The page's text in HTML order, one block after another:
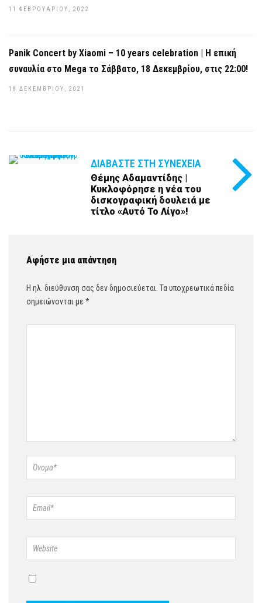
11 ΦΕΒΡΟΥΑΡΊΟΥ, 2022
Panik Concert by Xiaomi – 10 years celebration | Η επική
συναυλία στο Mega το Σάββατο, 18 Δεκεμβρίου, στις 22:00!
18 ΔΕΚΕΜΒΡΊΟΥ, 2021
ΔΙΑΒΆΣΤΕ ΣΤΗ ΣΥΝΈΧΕΙΑ
Θέμης Αδαμαντίδης |
Κυκλοφόρησε η νέα του
δισκογραφική δουλειά με
τίτλο «Αυτό Το Λίγο»!
Αφήστε μια απάντηση
Η ηλ. διεύθυνση σας δεν δημοσιεύεται. Τα υποχρεωτικά πεδία
σημειώνονται με *